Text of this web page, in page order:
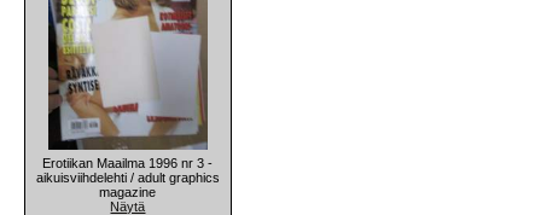
Erotiikan Maailma 1996 nr 3 -
aikuisviihdelehti / adult graphics
magazine
Näytä